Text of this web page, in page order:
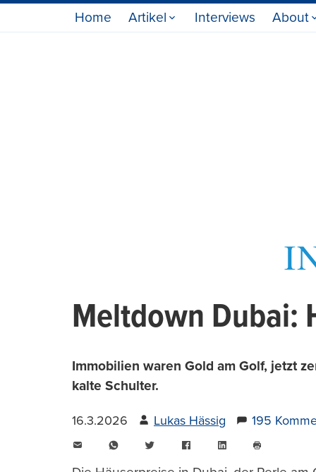
Home Artikel Interviews About
Meltdown Dubai:
Immobilien waren Gold am Golf, jetzt
kalte Schulter.
16.3.2026 Lukas Hässig 195
WhatsAppTwitter FacebookLinkedIn
drucken